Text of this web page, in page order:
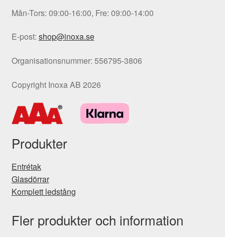
Mån-Tors: 09:00-16:00, Fre: 09:00-14:00
E-post: shop@inoxa.se
Organisationsnummer: 556795-3806
Copyright Inoxa AB 2026
Produkter
Entrétak
Glasdörrar
Komplett ledstång
Fler produkter och information